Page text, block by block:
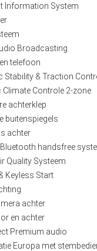
Information System
Broadcasting
telefoon
Stability & Traction
Climate Controle 2-zone
achterklep
buitenspiegels
achter
handsfree
Quality Systeem
Keyless Start
achter
en achter
Premium audio
Europa met